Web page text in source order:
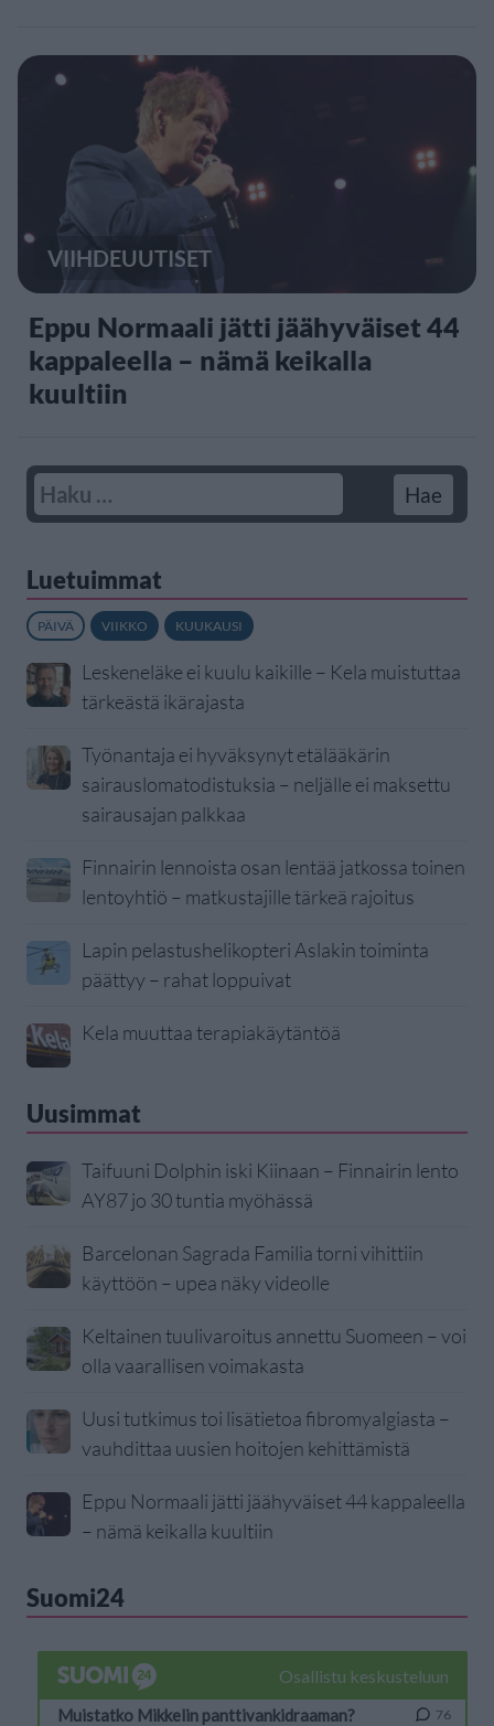
VIIHDEUUTISET
Eppu Normaali jätti jäähyväiset 44
kappaleella – nämä keikalla
kuultiin
Luetuimmat
PÄIVÄ VIIKKO KUUKAUSI
Leskeneläke ei kuulu kaikille – Kela muistuttaa
tärkeästä ikärajasta
Työnantaja ei hyväksynyt etälääkärin
sairauslomatodistuksia – neljälle ei maksettu
sairausajan palkkaa
Finnairin lennoista osan lentää jatkossa toinen
lentoyhtiö – matkustajille tärkeä rajoitus
Lapin pelastushelikopteri Aslakin toiminta
päättyy – rahat loppuivat
Kela muuttaa terapiakäytäntöä
Uusimmat
Taifuuni Dolphin iski Kiinaan – Finnairin lento
AY87 jo 30 tuntia myöhässä
Barcelonan Sagrada Familia torni vihittiin
käyttöön – upea näky videolle
Keltainen tuulivaroitus annettu Suomeen – voi
olla vaarallisen voimakasta
Uusi tutkimus toi lisätietoa fibromyalgiasta –
vauhdittaa uusien hoitojen kehittämistä
Eppu Normaali jätti jäähyväiset 44 kappaleella
– nämä keikalla kuultiin
Suomi24